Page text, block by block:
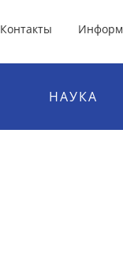
Контакты
НАУКА